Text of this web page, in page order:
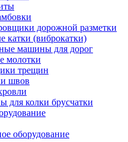
дорожной разметки
катки (виброкатки)
машины для дорог
молотки
трещин
швов
для колки брусчатки
оборудование